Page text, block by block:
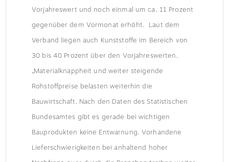
Vorjahreswert und noch einmal um ca. 11 Prozent
gegenüber dem Vormonat erhöht. Laut dem
Verband liegen auch Kunststoffe im Bereich von
30 bis 40 Prozent über den Vorjahreswerten.
„Materialknappheit und weiter steigende
Rohstoffpreise belasten weiterhin die
Bauwirtschaft. Nach den Daten des Statistischen
Bundesamtes gibt es gerade bei wichtigen
Bauprodukten keine Entwarnung. Vorhandene
Lieferschwierigkeiten bei anhaltend hoher